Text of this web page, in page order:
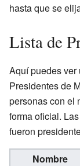
hasta que se
Lista de
Aquí puedes
Presidentes de
personas con el
forma oficial.
fueron
Nombre